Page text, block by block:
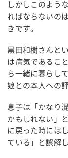
しかしこのよう
ればならないの
きです。
黒田和樹さんと
は病気であるこ
ら一緒に暮らし
娘との本人への
息子は「かなり
かもしれない」
に戻った時には
ている」と誤解